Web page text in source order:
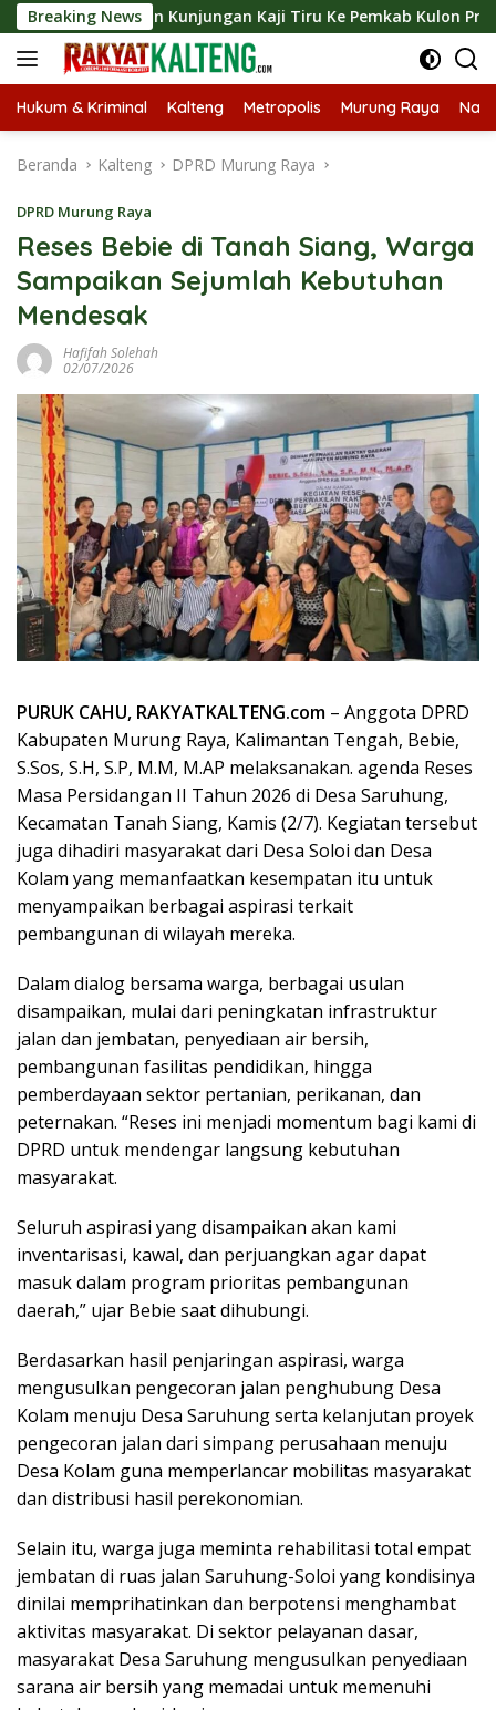
Langsung
ke
konten
Breaking News
Kunjungan Kaji Tiru Ke Pemkab Kulon Progo
Hukum & Kriminal Kalteng Metropolis Murung Raya
Beranda Kalteng DPRD Murung Raya
DPRD Murung Raya
Reses Bebie di Tanah Siang, Warga
Sampaikan Sejumlah Kebutuhan
Mendesak
Hafifah Solehah
02/07/2026
PURUK CAHU, RAKYATKALTENG.com – Anggota DPRD
Kabupaten Murung Raya, Kalimantan Tengah, Bebie,
S.Sos, S.H, S.P, M.M, M.AP melaksanakan. agenda Reses
Masa Persidangan II Tahun 2026 di Desa Saruhung,
Kecamatan Tanah Siang, Kamis (2/7). Kegiatan tersebut
juga dihadiri masyarakat dari Desa Soloi dan Desa
Kolam yang memanfaatkan kesempatan itu untuk
menyampaikan berbagai aspirasi terkait
pembangunan di wilayah mereka.
Dalam dialog bersama warga, berbagai usulan
disampaikan, mulai dari peningkatan infrastruktur
jalan dan jembatan, penyediaan air bersih,
pembangunan fasilitas pendidikan, hingga
pemberdayaan sektor pertanian, perikanan, dan
peternakan. “Reses ini menjadi momentum bagi kami di
DPRD untuk mendengar langsung kebutuhan
masyarakat.
Seluruh aspirasi yang disampaikan akan kami
inventarisasi, kawal, dan perjuangkan agar dapat
masuk dalam program prioritas pembangunan
daerah,” ujar Bebie saat dihubungi.
Berdasarkan hasil penjaringan aspirasi, warga
mengusulkan pengecoran jalan penghubung Desa
Kolam menuju Desa Saruhung serta kelanjutan proyek
pengecoran jalan dari simpang perusahaan menuju
Desa Kolam guna memperlancar mobilitas masyarakat
dan distribusi hasil perekonomian.
Selain itu, warga juga meminta rehabilitasi total empat
jembatan di ruas jalan Saruhung-Soloi yang kondisinya
dinilai memprihatinkan dan berpotensi menghambat
aktivitas masyarakat. Di sektor pelayanan dasar,
masyarakat Desa Saruhung mengusulkan penyediaan
sarana air bersih yang memadai untuk memenuhi